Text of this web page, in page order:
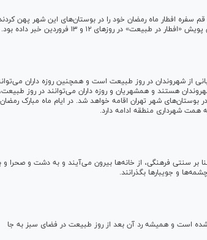
سفره افطار ماه رمضان خود را در بوستان‌های این شهر پهن
میزبانی از شهروندان در روز طبیعت است و همچنین روزه داران
کنند. بوستان‌ها در روز طبیعت تا ساعت ۲۳ پذیرایی شهروندان هستند و همشهریان و روزه داران می‌توانند در روز طبیعت،
شهر تهران اقامه خواهد شد. در ایام ماه مبارک رمضان
بر سنتی فرهنگی، از خانه‌ها بیرون می‌آیند و به دشت و صحرا و
و جویبار‌ها بگذرانند.
است و همیشه رد آن بعد از روز طبیعت در فضای سبز به جا